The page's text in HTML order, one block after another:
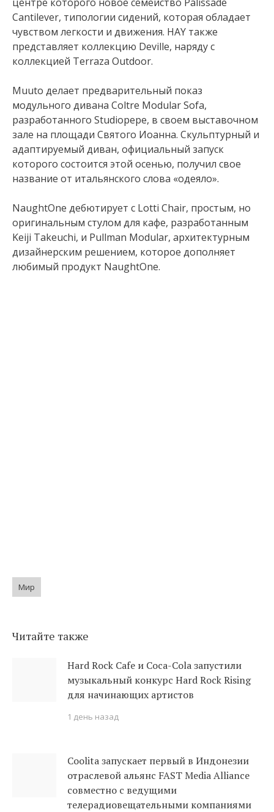
Cantilever, типологии сидений, которая обладает
чувством легкости и движения. HAY также
представляет коллекцию Deville, наряду с
коллекцией Terraza Outdoor.
Muuto делает предварительный показ
модульного дивана Coltre Modular Sofa,
разработанного Studiopepe, в своем выставочном
зале на площади Святого Иоанна. Скульптурный и
адаптируемый диван, официальный запуск
которого состоится этой осенью, получил свое
название от итальянского слова «одеяло».
NaughtOne дебютирует с Lotti Chair, простым, но
оригинальным стулом для кафе, разработанным
Keiji Takeuchi, и Pullman Modular, архитектурным
дизайнерским решением, которое дополняет
любимый продукт NaughtOne.
Мир
Читайте также
Hard Rock Cafe и Coca-Cola запустили
музыкальный конкурс Hard Rock Rising
для начинающих артистов
1 день назад
Coolita запускает первый в Индонезии
отраслевой альянс FAST Media Alliance
совместно с ведущими
телерадиовещательными компаниями